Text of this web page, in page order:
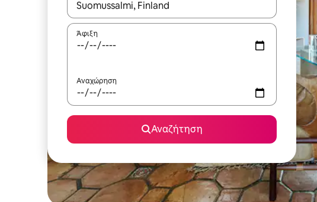
Όταν τα αποτελέσματα είναι διαθέσιμα, μπορείτε να
Άφιξη
Αναχώρηση
Αναζήτηση